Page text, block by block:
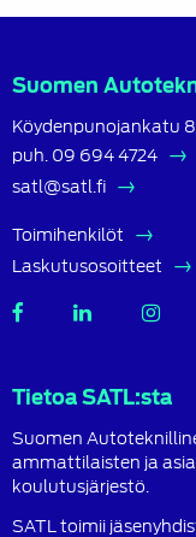
Suomen
Köydenpunojankatu
puh. 09 694 4724
satl@satl.fi
Toimihenkilöt
Laskutusosoitteet
SATL
SATL
Tietoa SATL:sta
Suomen
ammattilaisten ja
koulutusjärjestö.
SATL toimii